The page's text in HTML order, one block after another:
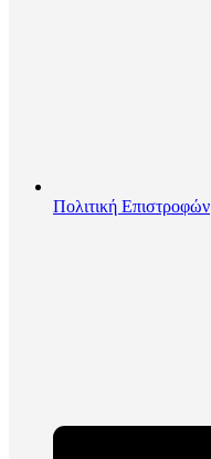
Πολιτική Επιστροφών